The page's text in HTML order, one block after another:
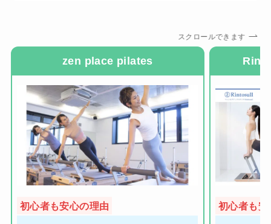
スクロールできます
zen place pilates
初心者も安心の理由 初心者も安